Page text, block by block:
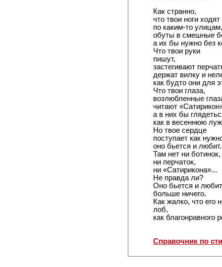
Как странно,
что твои ноги ходят
по каким-то улицам,
обуты в смешные
а их бы нужно без
Что твои руки
пишут,
застегивают
держат вилку и
как будто они для
Что твои глаза,
возлюбленные
читают
а в них бы
как в весеннюю
Но твое сердце
поступает как
оно бьется и любит.
Там нет ни ботинок,
ни перчаток,
ни «Сатирикона»...
Не правда ли?
Оно бьется и
больше ничего.
Как жалко, что его
лоб,
как благонравного
Справочник по